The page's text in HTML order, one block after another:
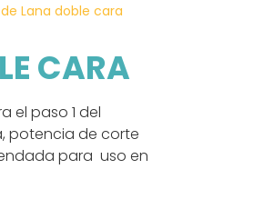
Lana doble cara
CARA
el paso 1 del
potencia de corte
para uso en